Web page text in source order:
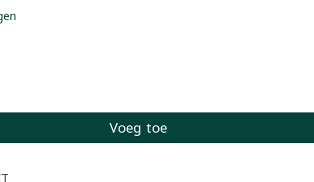
Voeg toe